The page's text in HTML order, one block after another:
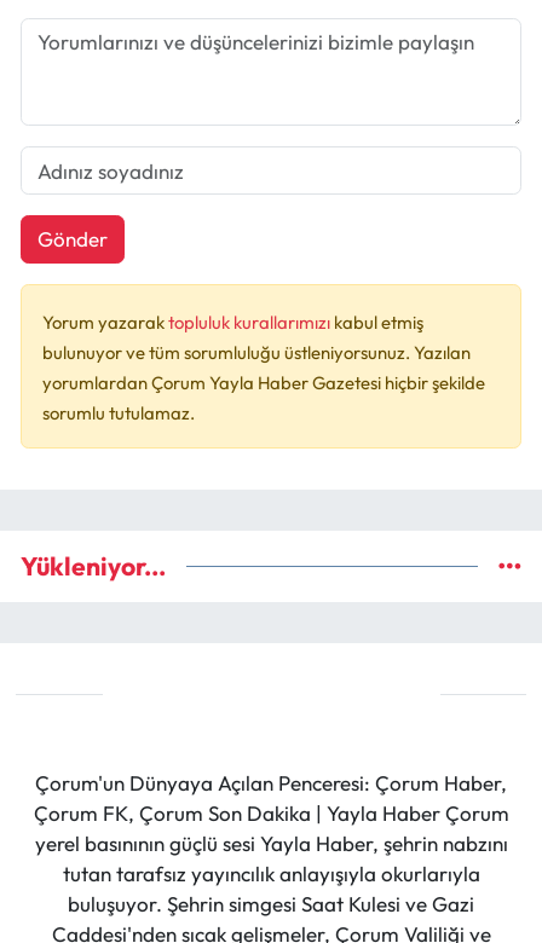
Gönder
Yorum yazaraktopluluk kurallarımızı kabul etmiş
bulunuyor ve tüm sorumluluğu üstleniyorsunuz. Yazılan
yorumlardan Çorum Yayla Haber Gazetesi hiçbir şekilde
sorumlu tutulamaz.
Yükleniyor...
Çorum'un Dünyaya Açılan Penceresi: Çorum Haber,
Çorum FK, Çorum Son Dakika | Yayla Haber Çorum
yerel basınının güçlü sesi Yayla Haber, şehrin nabzını
tutan tarafsız yayıncılık anlayışıyla okurlarıyla
buluşuyor. Şehrin simgesi Saat Kulesi ve Gazi
Caddesi'nden sıcak gelişmeler, Çorum Valiliği ve